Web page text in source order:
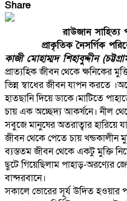
Share
রাউজান
প্রাকৃতিক নৈসর্গিক
কাজী মোহাম্মদ শিহাবুদ্দীন
প্রাত্যহিক জীবন থেকে ক্ষনিকের
ভিন্ন স্বাধের জীবন যাপন করতে
হাতছানি দিয়ে ডাকে।মাটিতে
চায় এক অচ্ছেদ্য আকর্ষনে। নীল
সবুজে মানুষের অতরাত্বার হারিয়ে
জীবন থেকে পেতে চায় খন্ডকালীন
ব্যস্ততম জীবন থেকে একটু মুক্তি
ছুটে গিয়েছিলাম পাহাড়-অরণ্যের
বান্দরবানে।
সকালে ভােরের সূর্য উদিত